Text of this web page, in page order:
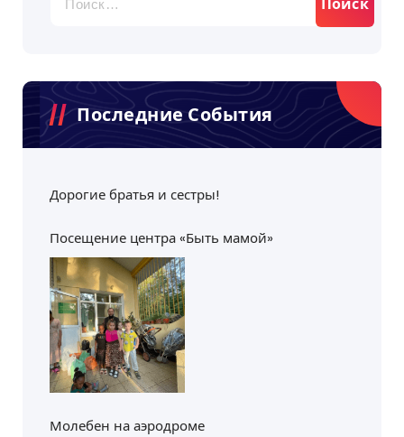
Последние События
Дорогие братья и сестры!
Посещение центра «Быть мамой»
Молебен на аэродроме